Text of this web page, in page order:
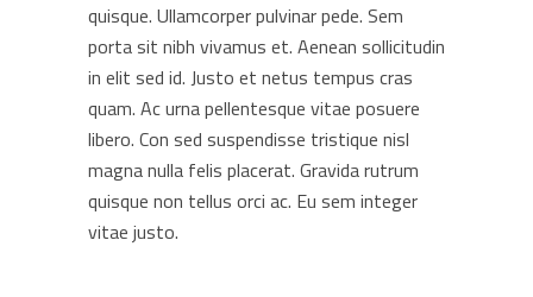
quisque. Ullamcorper pulvinar pede. Sem
porta sit nibh vivamus et. Aenean sollicitudin
in elit sed id. Justo et netus tempus cras
quam. Ac urna pellentesque vitae posuere
libero. Con sed suspendisse tristique nisl
magna nulla felis placerat. Gravida rutrum
quisque non tellus orci ac. Eu sem integer
vitae justo.